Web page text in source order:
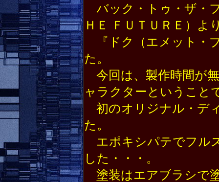
バック・トゥ・ザ・
ＨＥ ＦＵＴＵＲＥ）よ
『ドク（エメット・
た。
今回は、製作時間が
ャラクターということ
初のオリジナル・デ
た。
エポキシパテでフル
した・・・。
塗装はエアブラシで